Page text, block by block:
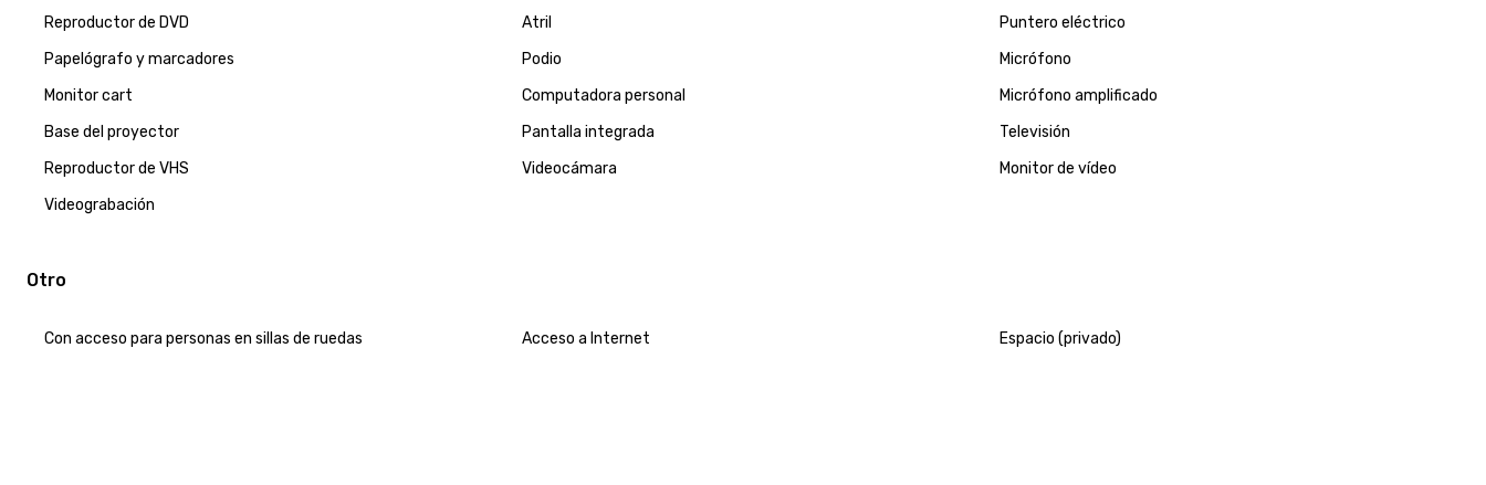
Reproductor de DVD
Atril
Puntero eléctrico
Papelógrafo y marcadores
Podio
Micrófono
Monitor cart
Computadora personal
Micrófono amplificado
Base del proyector
Pantalla integrada
Televisión
Reproductor de VHS
Videocámara
Monitor de vídeo
Videograbación
Otro
Con acceso para personas en sillas de ruedas Acceso a Internet Espacio (privado)